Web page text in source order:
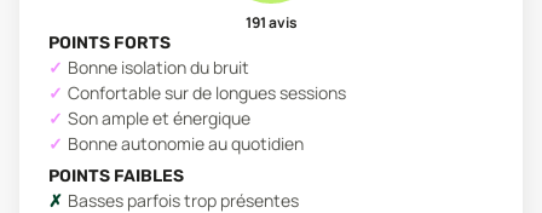
191avis
POINTS FORTS
Bonne isolation du bruit
Confortable sur de longues sessions
Son ample et énergique
Bonne autonomie au quotidien
POINTS FAIBLES
Basses parfois trop présentes